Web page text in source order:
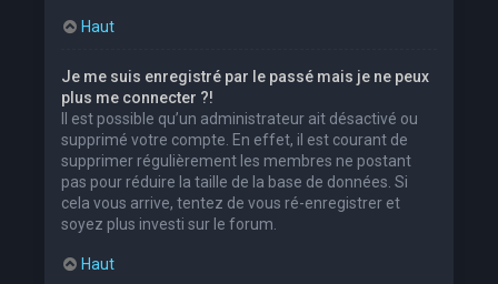
Haut
Je me suis enregistré par le passé mais je ne peux
plus me connecter ?!
Il est possible qu’un administrateur ait désactivé ou
supprimé votre compte. En effet, il est courant de
supprimer régulièrement les membres ne postant
pas pour réduire la taille de la base de données. Si
cela vous arrive, tentez de vous ré-enregistrer et
soyez plus investi sur le forum.
Haut